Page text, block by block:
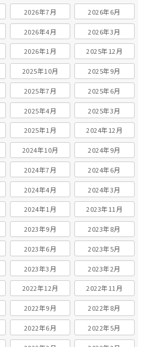
2026年7月 2026年6月
2026年4月 2026年3月
2026年1月 2025年12月
2025年10月 2025年9月
2025年7月 2025年6月
2025年4月 2025年3月
2025年1月 2024年12月
2024年10月 2024年9月
2024年7月 2024年6月
2024年4月 2024年3月
2024年1月 2023年11月
2023年9月 2023年8月
2023年6月 2023年5月
2023年3月 2023年2月
2022年12月 2022年11月
2022年9月 2022年8月
2022年6月 2022年5月